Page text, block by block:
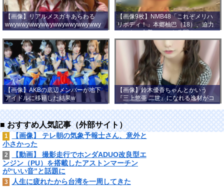
【画像】リアルメスガキあらわる
wwywwywwywwywwywwywwywwy
wwy
【画像9枚】NMB48「これぞメリハ
リボディ！」本郷柚巴（18）、迫力
バストの水着ショット公開！
【画像】AKBの底辺メンバーが地下
アイドルに移籍した結果w
【画像】鈴木優香ちゃんとかいう
『三上悠亜 二世』になれる逸材がコ
チラ
■ おすすめ人気記事（外部サイト）
1
【画像】 テレ朝の気象予報士さん、意外と
小さかった
2
【動画】 撮影走行でホンダADUO改良型エ
ンジン（PU）を搭載したアストンマーチン
が“いい音”と話題に
3 人生に疲れたから台湾を一周してきた